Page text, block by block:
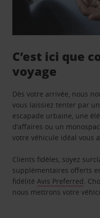
C’est ici que
voyage
Dès votre arrivée, nous
vous laissiez tenter par
escapade urbaine, une
d’affaires ou un
votre véhicule idéal vous
Clients fidèles, soyez
supplémentaires offerts
fidélitéAvis Preferred.
nous mettrons votre